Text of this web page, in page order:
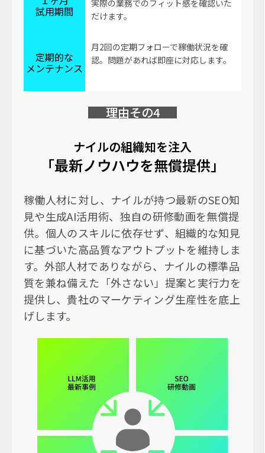
試用期間
実際の業務でのフィット感を確認いた
だけます。
定期的な
メンテナンス
月2回の定期フォローで稼働状況を確
認。問題があれば即座に対応します。
理由その4
ナイルの組織知を注入
「最新ノウハウを無償提供」
稼働人材に対し、ナイルが持つ最新のSEO知
見や生成AI活用術、独自の研修動画を無償提
供。個人のスキルに依存せず、組織的な知見
に基づいた高品質なアウトプットを維持しま
す。外部人材でありながら、ナイルの標準品
質を兼ね備えた「外さない」提案と実行力を
提供し、貴社のマーケティング生産性を底上
げします。